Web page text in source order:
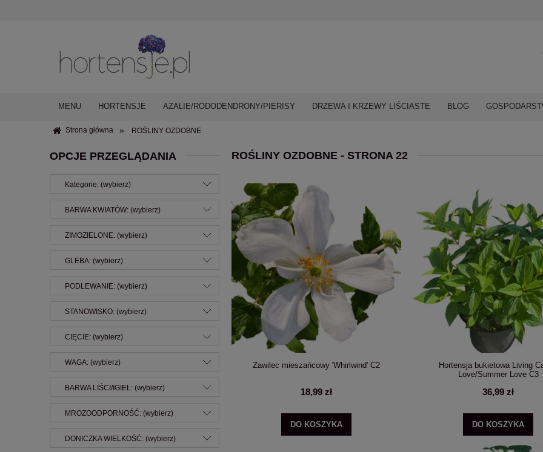
MENU HORTENSJE AZALIE/RODODENDRONY/PIERISY DRZEWA I KRZEWY LIŚCIASTE BLOG
Strona główna » ROŚLINY OZDOBNE
OPCJE PRZEGLĄDANIA
Kategorie: (wybierz)
BARWA KWIATÓW: (wybierz)
ZIMOZIELONE: (wybierz)
GLEBA: (wybierz)
PODLEWANIE: (wybierz)
STANOWISKO: (wybierz)
CIĘCIE: (wybierz)
WAGA: (wybierz)
BARWA LIŚCI/IGIEŁ: (wybierz)
MROZOODPORNOŚĆ: (wybierz)
DONICZKA WIELKOŚĆ: (wybierz)
ROŚLINY OZDOBNE - STRONA 22
Zawilec mieszańcowy 'Whirlwind' C2
18,99 zł
DO KOSZYKA
Hortensja bukietowa Living
Love/Summer Love C3
36,99 zł
DO KOSZYKA